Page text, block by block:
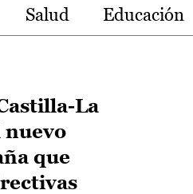
Salud Educación
La
nuevo
que